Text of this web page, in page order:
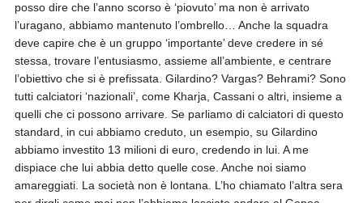
posso dire che l’anno scorso è ‘piovuto’ ma non è arrivato
l’uragano, abbiamo mantenuto l’ombrello… Anche la squadra
deve capire che è un gruppo ‘importante’ deve credere in sé
stessa, trovare l’entusiasmo, assieme all’ambiente, e centrare
l’obiettivo che si è prefissata. Gilardino? Vargas? Behrami? Sono
tutti calciatori ‘nazionali’, come Kharja, Cassani o altri, insieme a
quelli che ci possono arrivare. Se parliamo di calciatori di questo
standard, in cui abbiamo creduto, un esempio, su Gilardino
abbiamo investito 13 milioni di euro, credendo in lui. A me
dispiace che lui abbia detto quelle cose. Anche noi siamo
amareggiati. La società non è lontana. L’ho chiamato l’altra sera